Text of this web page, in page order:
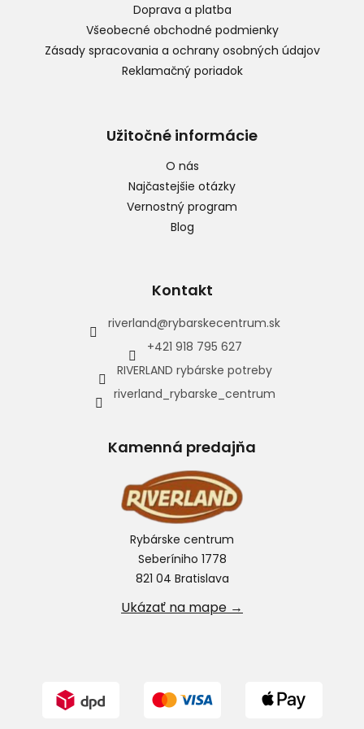
Doprava a platba
Všeobecné obchodné podmienky
Zásady spracovania a ochrany osobných údajov
Reklamačný poriadok
Užitočné informácie
O nás
Najčastejšie otázky
Vernostný program
Blog
Kontakt
riverland@rybarskecentrum.sk
+421 918 795 627
RIVERLAND rybárske potreby
riverland_rybarske_centrum
Kamenná predajňa
Rybárske centrum
Seberíniho 1778
821 04 Bratislava
Ukázať na mape →